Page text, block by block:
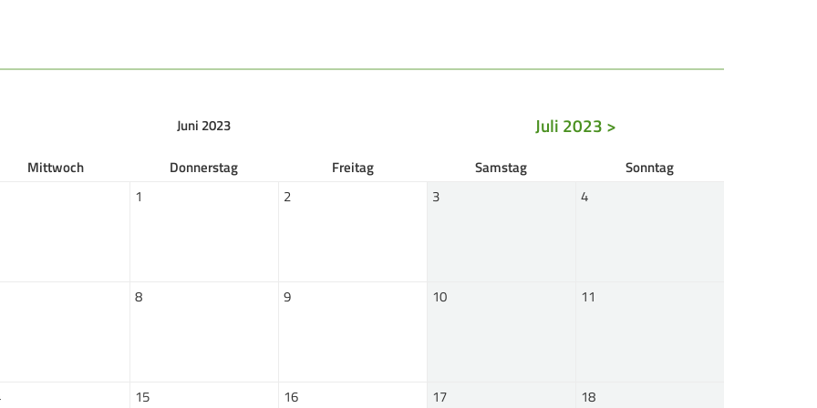
Juni 2023 Juli 2023 >
Mittwoch Donnerstag Freitag Samstag Sonntag
1
2 3 4
8 9 10 11
15 16 17 18